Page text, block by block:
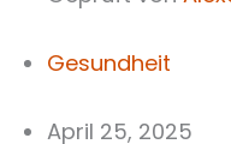
Gesundheit
April 25, 2025